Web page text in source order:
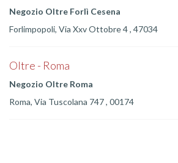
Negozio Oltre Forlì Cesena
Forlimpopoli, Via Xxv Ottobre 4 , 47034
Oltre - Roma
Negozio Oltre Roma
Roma, Via Tuscolana 747 , 00174